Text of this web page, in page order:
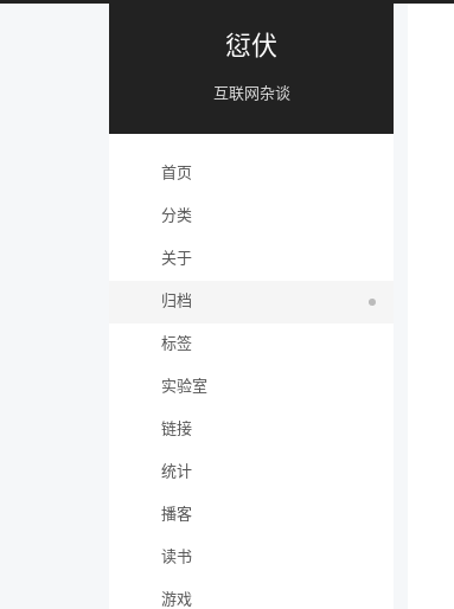
愆伏
互联网杂谈
首页
分类
关于
归档
标签
实验室
链接
统计
播客
读书
游戏